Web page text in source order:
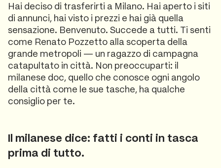
Hai deciso di trasferirti a Milano. Hai aperto i siti
di annunci, hai visto i prezzi e hai già quella
sensazione. Benvenuto. Succede a tutti. Ti senti
come Renato Pozzetto alla scoperta della
grande metropoli — un ragazzo di campagna
catapultato in città. Non preoccuparti: il
milanese doc, quello che conosce ogni angolo
della città come le sue tasche, ha qualche
consiglio per te.
Il milanese dice: fatti i conti in tasca
prima di tutto.